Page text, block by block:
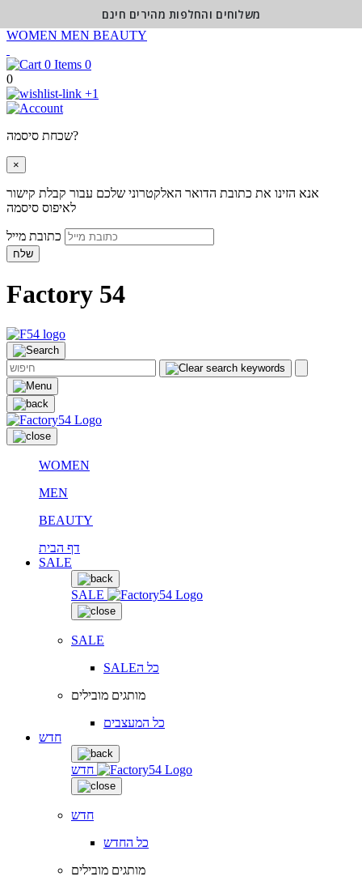
WOMEN MEN BEAUTY
0
0
+1
שכחת סיסמה?
×
אנא הזינו את כתובת הדואר האלקטרוני שלכם עבור קבלת קישור
לאיפוס סיסמה
שלח
Factory 54
WOMEN
MEN
BEAUTY
דף הבית
SALE
SALE
SALE
SALEכל ה
מותגים מובילים
כל המעצבים
חדש
חדש
חדש
כל החדש
מותגים מובילים
משלוחים והחלפות מהירים חינם